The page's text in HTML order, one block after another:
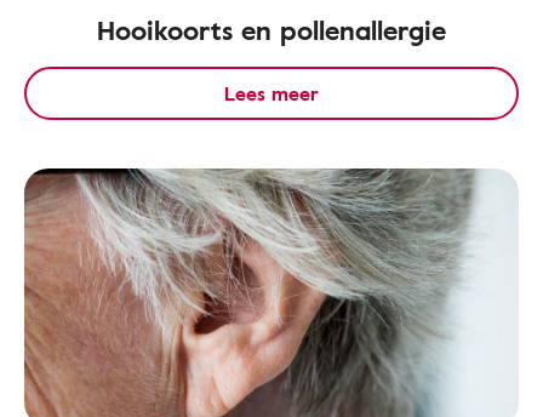
Hooikoorts en pollenallergie
Lees meer